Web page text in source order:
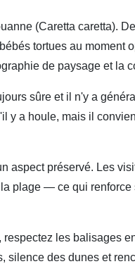
(Caretta caretta).
tortues au moment
de paysage et la
sûre et il n'y a
y a houle, mais il
aspect préservé. Les
plage — ce qui renforce
les balisages
silence des dunes et